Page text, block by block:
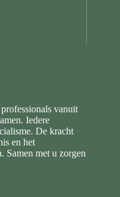
vanuit
Iedere
De kracht
en het
Samen met u zorgen